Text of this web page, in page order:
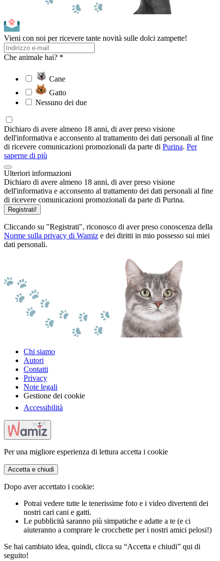
Vieni con noi per ricevere tante novità sulle dolci zampette!
Che animale hai? *
Cane
Gatto
Nessuno dei due
Dichiaro di avere almeno 18 anni, di aver preso visione
dell'informativa e acconsento al trattamento dei dati personali al fine
di ricevere comunicazioni promozionali da parte di Purina. Per
saperne di più
Ulteriori informazioni
Dichiaro di avere almeno 18 anni, di aver preso visione
dell'informativa e acconsento al trattamento dei dati personali al fine
di ricevere comunicazioni promozionali da parte di Purina.
Registrati!
Cliccando su "Registrati", riconosco di aver preso conoscenza della
Norme sulla privacy di Wamiz e dei diritti in mio possesso sui miei
dati personali.
Chi siamo
Autori
Contatti
Privacy
Note legali
Gestione dei cookie
Accessibilità
Per una migliore esperienza di lettura accetta i cookie
Accetta e chiudi
Dopo aver accettato i cookie:
Potrai vedere tutte le tenerissime foto e i video divertenti dei
nostri cari cani e gatti.
Le pubblicità saranno più simpatiche e adatte a te (e ci
aiuteranno a comprare le crocchette per i nostri amici pelosi!)
Se hai cambiato idea, quindi, clicca su “Accetta e chiudi” qui di
seguito!